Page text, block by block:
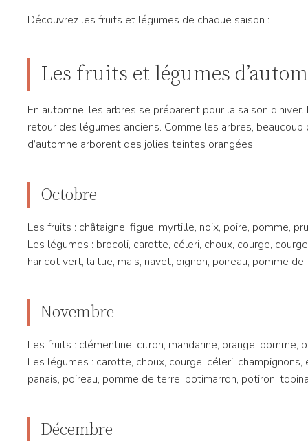
Découvrez les fruits et légumes de chaque saison :
Les fruits et légumes
En automne, les arbres se préparent pour la saison
retour des légumes anciens. Comme les arbres,
d’automne arborent des jolies teintes orangées.
Octobre
Les fruits : châtaigne, figue, myrtille, noix, poire, pomme,
Les légumes : brocoli, carotte, céleri, choux, courge,
haricot vert, laitue, maïs, navet, oignon, poireau, pomme
Novembre
Les fruits : clémentine, citron, mandarine, orange, pomme,
Les légumes : carotte, choux, courge, céleri, champignons,
panais, poireau, pomme de terre, potimarron, potiron,
Décembre